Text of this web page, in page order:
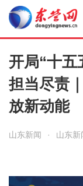
开局“十五
担当尽责
放新动能
山东新闻 · 山东新